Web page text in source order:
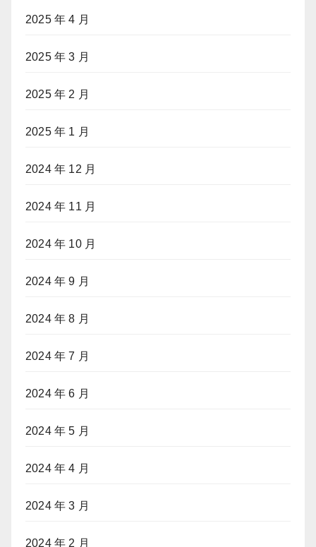
2025 年 4 月
2025 年 3 月
2025 年 2 月
2025 年 1 月
2024 年 12 月
2024 年 11 月
2024 年 10 月
2024 年 9 月
2024 年 8 月
2024 年 7 月
2024 年 6 月
2024 年 5 月
2024 年 4 月
2024 年 3 月
2024 年 2 月